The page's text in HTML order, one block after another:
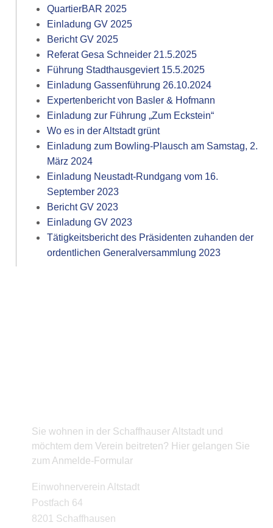
QuartierBAR 2025
Einladung GV 2025
Bericht GV 2025
Referat Gesa Schneider 21.5.2025
Führung Stadthausgeviert 15.5.2025
Einladung Gassenführung 26.10.2024
Expertenbericht von Basler & Hofmann
Einladung zur Führung „Zum Eckstein“
Wo es in der Altstadt grünt
Einladung zum Bowling-Plausch am Samstag, 2.
März 2024
Einladung Neustadt-Rundgang vom 16.
September 2023
Bericht GV 2023
Einladung GV 2023
Tätigkeitsbericht des Präsidenten zuhanden der
ordentlichen Generalversammlung 2023
Sie wohnen in der Schaffhauser Altstadt und
möchtem dem Verein beitreten? Hier gelangen Sie
zum Anmelde-Formular
Einwohnerverein Altstadt
Postfach 64
8201 Schaffhausen